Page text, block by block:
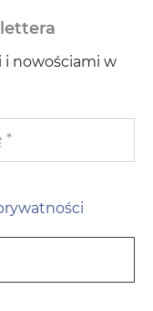
i nowościami w